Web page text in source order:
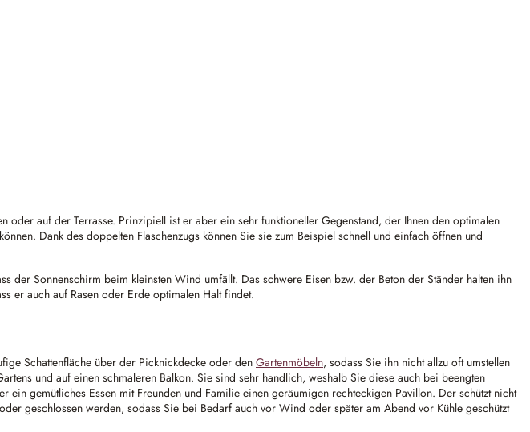
auf der Terrasse. Prinzipiell ist er aber ein sehr funktioneller Gegenstand, der Ihnen den optimalen
Dank des doppelten Flaschenzugs können Sie sie zum Beispiel schnell und einfach öffnen und
der Sonnenschirm beim kleinsten Wind umfällt. Das schwere Eisen bzw. der Beton der Ständer halten ihn
er auch auf Rasen oder Erde optimalen Halt findet.
Schattenfläche über der Picknickdecke oder den Gartenmöbeln, sodass Sie ihn nicht allzu oft umstellen
und auf einen schmaleren Balkon. Sie sind sehr handlich, weshalb Sie diese auch bei beengten
gemütliches Essen mit Freunden und Familie einen geräumigen rechteckigen Pavillon. Der schützt nicht
geschlossen werden, sodass Sie bei Bedarf auch vor Wind oder später am Abend vor Kühle geschützt